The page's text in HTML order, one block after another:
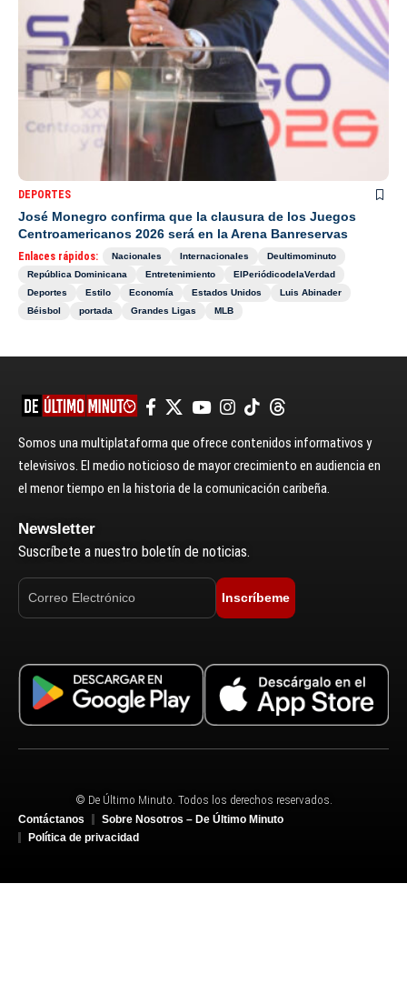
DEPORTES
José Monegro confirma que la clausura de los Juegos
Centroamericanos 2026 será en la Arena Banreservas
Enlaces rápidos: Nacionales Internacionales
Deultimominuto
República Dominicana
Entretenimiento
ElPeriódicodelaVerdad
Deportes
Estilo Economía Estados Unidos
Luis Abinader
Béisbol
portada Grandes Ligas MLB
Somos una multiplataforma que ofrece contenidos informativos y
televisivos. El medio noticioso de mayor crecimiento en audiencia en
el menor tiempo en la historia de la comunicación caribeña.
Newsletter
Suscríbete a nuestro boletín de noticias.
Inscríbeme
© De Último Minuto. Todos los derechos reservados.
Contáctanos
Sobre Nosotros – De Último Minuto
Política de privacidad